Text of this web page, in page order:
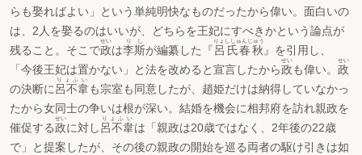
らも娶ればよい」という単純明快なものだったから偉い。面白いの
は、2人を娶るのはいいが、どちらを王妃にすべきかという論点が
残ること。そこで政
せい
は李斯
りし
が編纂した『呂氏春秋
りょししゅんじゅう
』を引用し、
「今後王妃は置かない」と法を改めると宣言したから政
せい
も偉い。 政
せい
の決断に呂不韋
りょふい
も宗室も同意したが、趙姫だけは納得していなかっ
たから女同士の争いは根が深い。結婚を機会に相邦府を訪れ親政を
催促する政
せい
に対し呂不韋
りょふい
は「親政は20歳ではなく、2年後の22歳
で」と提案したが、その後の親政の開始を巡る両者の駆け引きは如